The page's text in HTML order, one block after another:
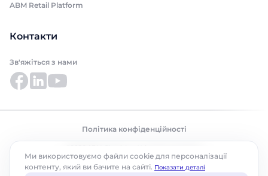
ABM Retail Platform
Контакти
Зв'яжіться з нами
Політика конфіденційності
Ми використовуємо файли cookie для персоналізації
контенту, який ви бачите на сайті. Показати деталі